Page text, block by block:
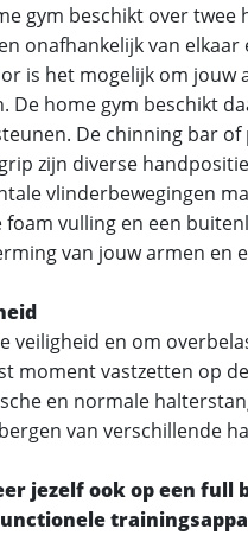
gym beschikt over twee
onafhankelijk van
is het mogelijk om jouw
De home gym beschikt
De chinning bar
zijn diverse
vlinderbewegingen
foam vulling en een
van jouw armen en
veiligheid en om
moment vastzetten op
en normale
van verschillende
jezelf ook op een full